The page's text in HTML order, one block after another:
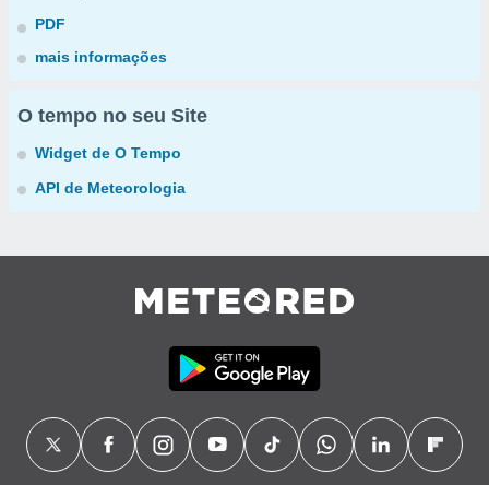
PDF
mais informações
O tempo no seu Site
Widget de O Tempo
API de Meteorologia